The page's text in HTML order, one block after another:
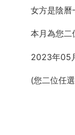
女方是陰曆
本月為您二
2023年05
(您二位任